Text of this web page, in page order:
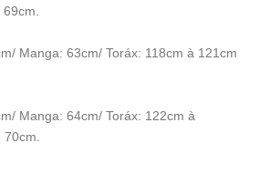
Manga: 63cm/ Toráx: 118cm à 121cm
Manga: 64cm/ Toráx: 122cm à